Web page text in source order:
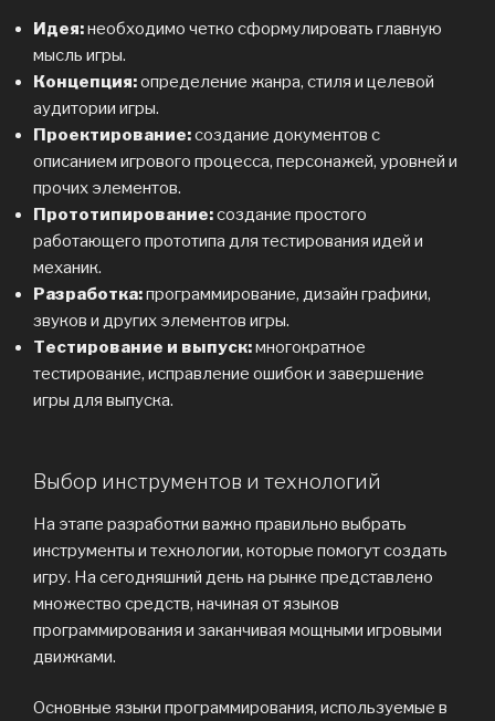
Идея:необходимо четко сформулировать главную
мысль игры.
Концепция:определение жанра, стиля и целевой
аудитории игры.
Проектирование:создание документов с
описанием игрового процесса, персонажей, уровней и
прочих элементов.
Прототипирование:создание простого
работающего прототипа для тестирования идей и
механик.
Разработка:программирование, дизайн графики,
звуков и других элементов игры.
Тестирование и выпуск:многократное
тестирование, исправление ошибок и завершение
игры для выпуска.
Выбор инструментов и технологий
На этапе разработки важно правильно выбрать
инструменты и технологии, которые помогут создать
игру. На сегодняшний день на рынке представлено
множество средств, начиная от языков
программирования и заканчивая мощными игровыми
движками.
Основные языки программирования, используемые в